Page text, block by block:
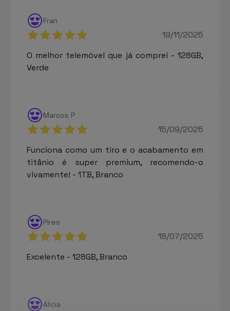
Fran
19/11/2025
O melhor telemóvel que já comprei - 128GB,
Verde
Marcos P
15/09/2025
Funciona como um tiro e o acabamento em
titânio é super premium, recomendo-o
vivamente! - 1TB, Branco
Pires
18/07/2025
Excelente - 128GB, Branco
Alicia